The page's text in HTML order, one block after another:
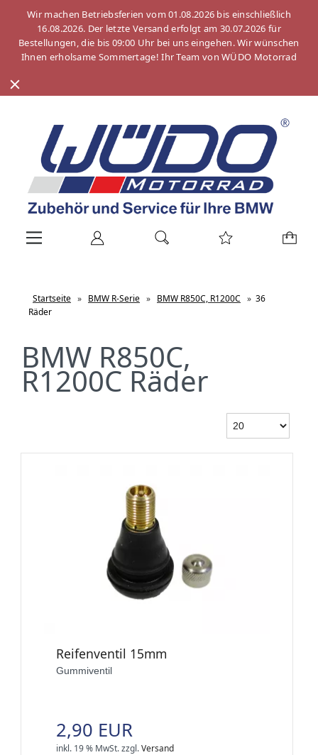
Wir machen Betriebsferien vom 01.08.2026 bis einschließlich
16.08.2026. Der letzte Versand erfolgt am 30.07.2026 für
Bestellungen, die bis 09:00 Uhr bei uns eingehen. Wir wünschen
Ihnen erholsame Sommertage! Ihr Team von WÜDO Motorrad
Startseite » BMW R-Serie » BMW R850C, R1200C » 36
Räder
BMW R850C,
R1200C Räder
Reifenventil 15mm
Gummiventil
2,90 EUR
inkl. 19 % MwSt.zzgl.Versand